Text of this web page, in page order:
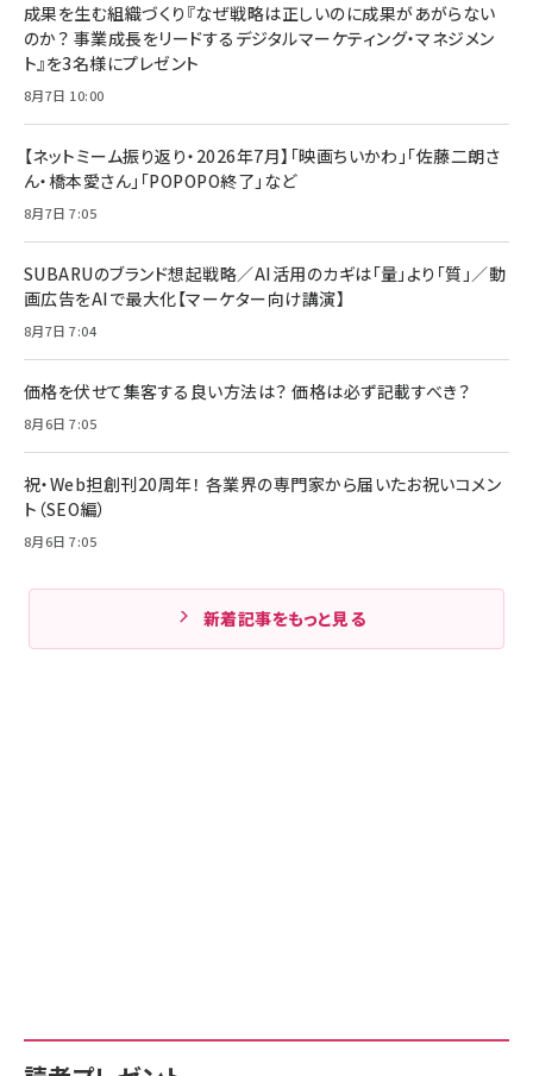
成果を生む組織づくり『なぜ戦略は正しいのに成果があがらない
のか？ 事業成長をリードするデジタルマーケティング・マネジメン
ト』を3名様にプレゼント
8月7日 10:00
【ネットミーム振り返り・2026年7月】「映画ちいかわ」「佐藤二朗さ
ん・橋本愛さん」「POPOPO終了」など
8月7日 7:05
SUBARUのブランド想起戦略／AI活用のカギは「量」より「質」／動
画広告をAIで最大化【マーケター向け講演】
8月7日 7:04
価格を伏せて集客する良い方法は？ 価格は必ず記載すべき？
8月6日 7:05
祝・Web担創刊20周年！ 各業界の専門家から届いたお祝いコメン
ト（SEO編）
8月6日 7:05
新着記事をもっと見る